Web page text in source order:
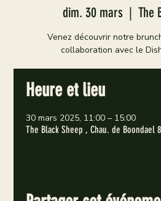
dim. 30 mars
  |
The
Venez découvrir notre
collaboration avec le
Heure et lieu
30 mars 2025, 11:00 – 15:00
The Black Sheep , Chau. de Boondael